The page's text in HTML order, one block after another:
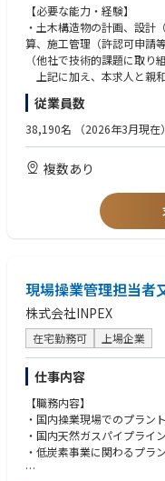
【対象構造物】
ダム、水路、水圧管路、サ
【期待される役割】
できる土木技術者を募集し
上記に加え、本求人と親和
メントの経験・スキルに基
ンバー（数名程度、職場に
がら、自らも率先して業務
【仕事の魅力・やりがい】
なる技術者として関与が可
・調査、設計、工事監理の
ェーズにとどまらず一連の
い視点、俯瞰した視野から
なれます。
・優秀な土木技術者が多数
ながら、技術者として成長
・カーボンニュートラル・
がら、安定的かつ低廉な電
会貢献を実感できる仕事で
【職場環境の魅力・やりがい
【必要な能力・経験】
・土木構造物の計画、設計
算、施工管理（許認可申請
（他社で技術的課題に取り
上記に加え、本求人と親
ジメントの経験・スキル（
き、上位職の方針や指示を
る）を束ね、指示・指導の
・土木構造物の計画、設計
算、施工管理（許認可申請
上記に加え、本求人と親
取り組み、業務推進をリー
【歓迎要件】
・土木に関連する法令、規
・ゼネコン等受注者側のご
・水力発電所の工事・維持管
・土木構造物の計画、設計
算、施工管理（許認可申請
等への投稿・発表
・一級土木施工管理技士。
従業員数
38,190名 （2026年3月現在）
複数あり
現場操業管理担当者
株式会社INPEX
在宅勤務可 上場企業
仕事内容
【職務内容】
・国内操業現場でのプラン
・国内天然ガスパイプライ
・低炭素事業に関わるプラ